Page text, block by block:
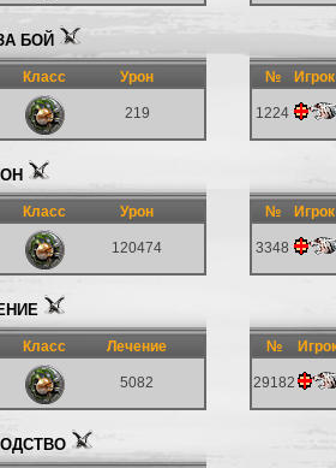
БОЙ
Класс Урон
219
№ Игрок
1224
Класс Урон
120474
№ Игрок
3348
Класс Лечение
5082
№
29182